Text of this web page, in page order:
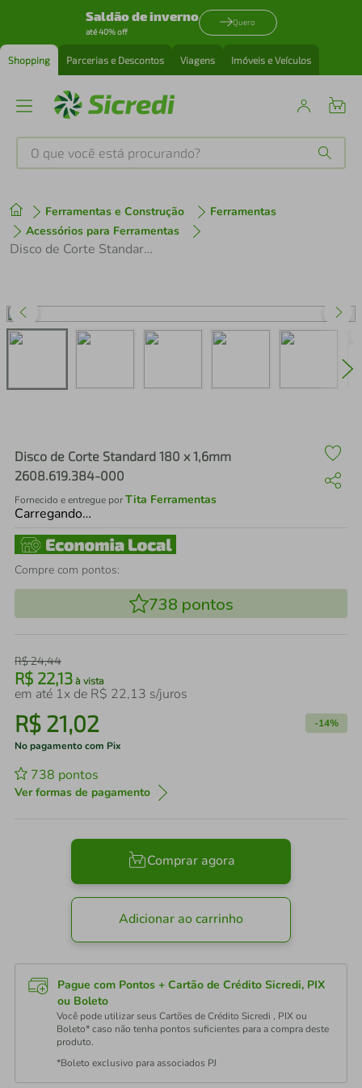
Saldão de inverno
até 40% off
Quero
Shopping Parcerias e Descontos Viagens Imóveis e Veículos
O que você está procurando?
Ferramentas e Construção
Ferramentas
Acessórios para Ferramentas
Disco de Corte Standard 180 x 1,6mm 2608.619.384-000
Disco de Corte Standard 180 x 1,6mm
2608.619.384-000
Fornecido e entregue porTita Ferramentas
Carregando…
Compre com pontos:
738 pontos
R$24,44
R$ 22,13 à vista
em até 1x de R$ 22,13 s/juros
R$ 21,02 -14%
No pagamento com Pix
738 pontos
Ver formas de pagamento
Comprar agora
Adicionar ao carrinho
Pague com Pontos + Cartão de Crédito Sicredi, PIX
ou Boleto
Você pode utilizar seus Cartões de Crédito Sicredi , PIX ou
Boleto* caso não tenha pontos suficientes para a compra deste
produto.
*Boleto exclusivo para associados PJ
1º tenis